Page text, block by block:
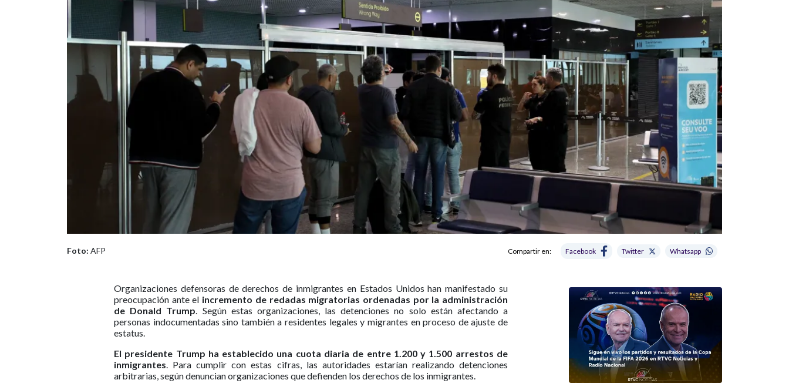
Foto: AFP Compartir en: Facebook Twitter Whatsapp
Organizaciones defensoras de derechos de inmigrantes en Estados Unidos han manifestado su
preocupación ante el incremento de redadas migratorias ordenadas por la administración
de Donald Trump. Según estas organizaciones, las detenciones no solo están afectando a
personas indocumentadas sino también a residentes legales y migrantes en proceso de ajuste de
estatus.
El presidente Trump ha establecido una cuota diaria de entre 1.200 y 1.500 arrestos de
inmigrantes. Para cumplir con estas cifras, las autoridades estarían realizando detenciones
arbitrarias, según denuncian organizaciones que defienden los derechos de los inmigrantes.